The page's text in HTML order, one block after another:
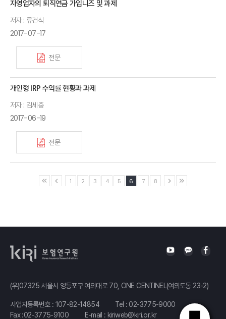
자영업자의 퇴직연금 가입니즈 및 과제
저자 : 류건식
2017-07-17
전문
개인형 IRP 수익률 현황과 과제
저자 : 김세중
2017-06-19
전문
1 2 3 4 5 6 7 8
(우)07325 서울시 영등포구 여의대로 70, ONE CENTINEL(여의도동 23-2)
사업자등록번호 : 107-82-14854 Tel : 02-3775-9000
Fax :02-3775-9100
E-mail : kiriweb@kiri.or.kr